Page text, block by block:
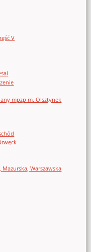
V
mpzp m. Olsztynek
Mazurska, Warszawska